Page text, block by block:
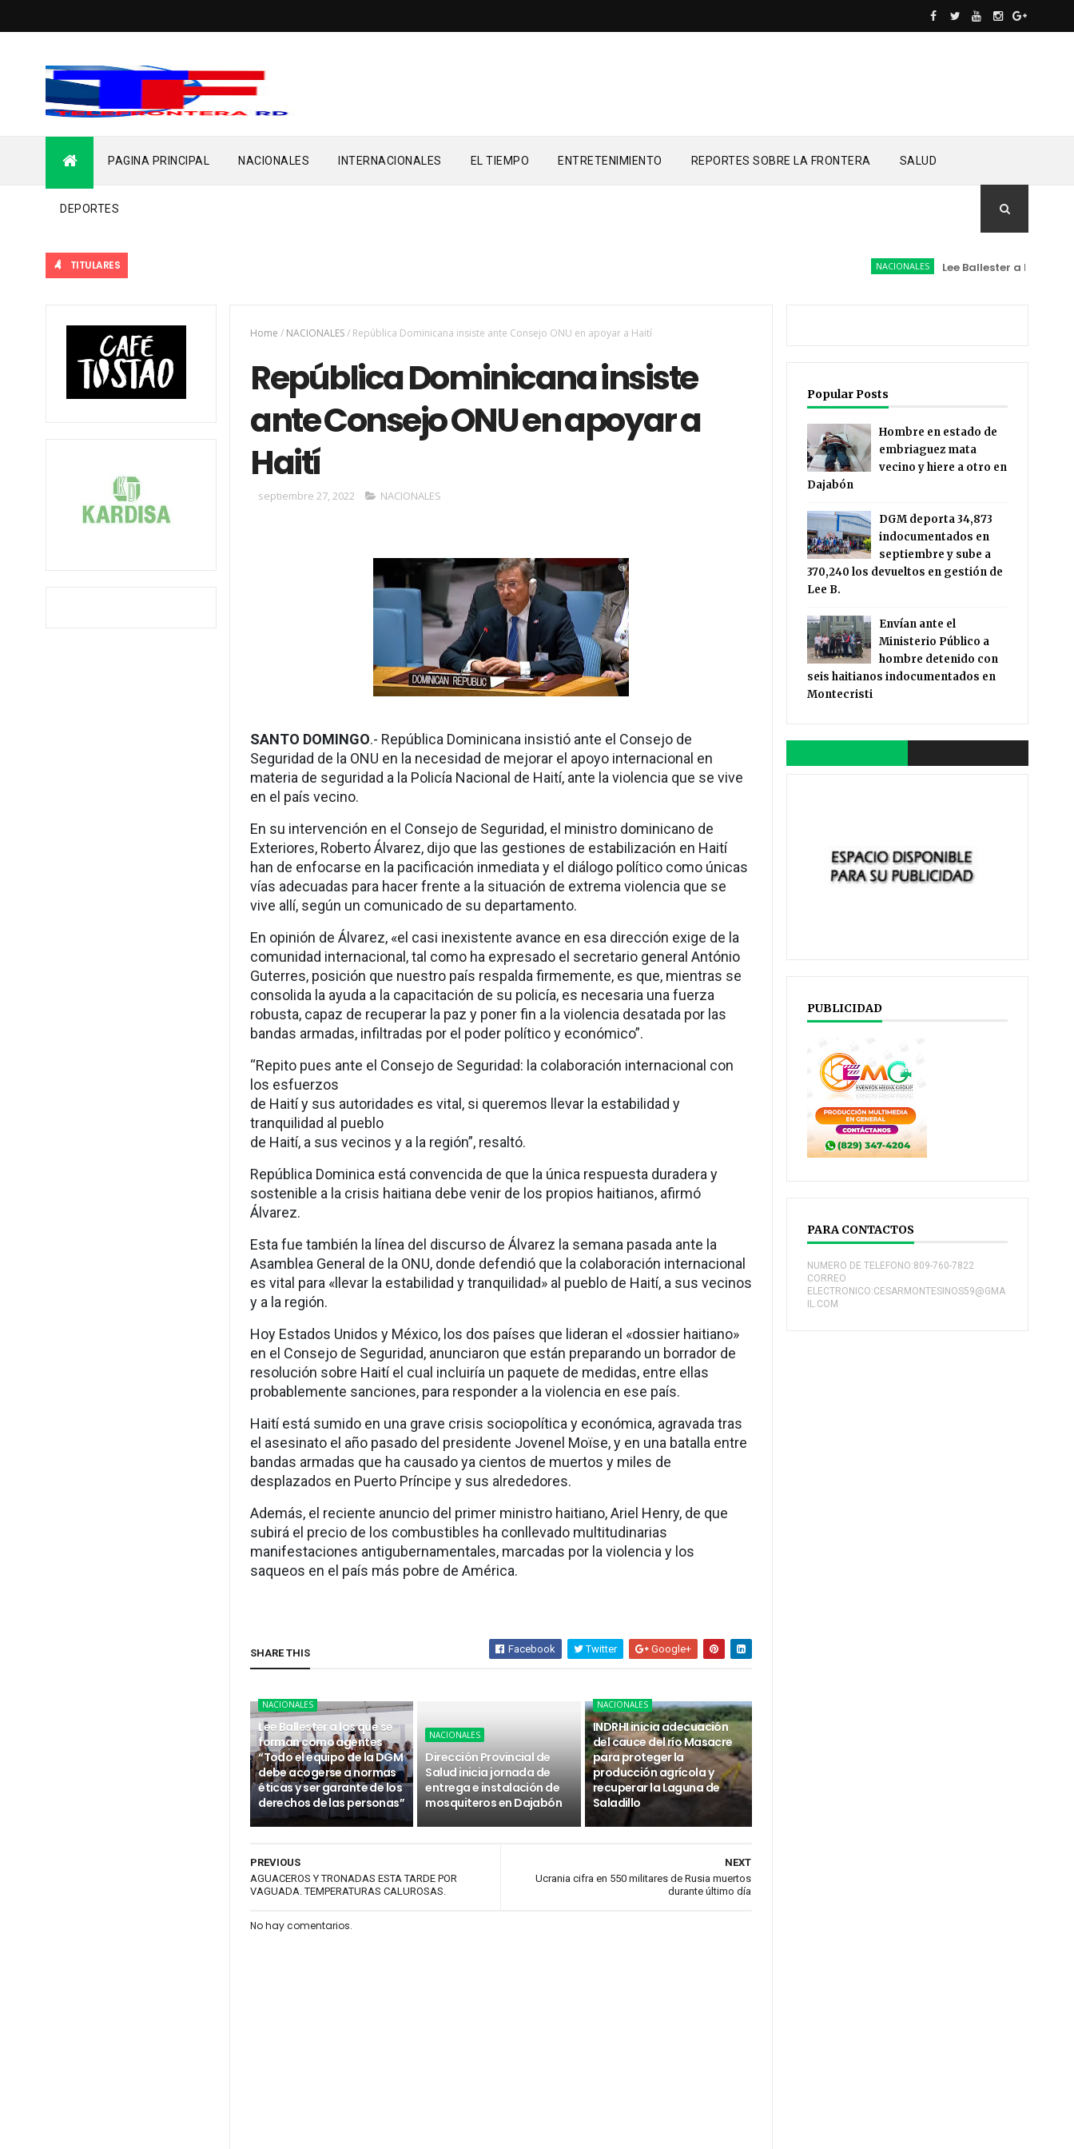
PAGINA PRINCIPAL NACIONALES INTERNACIONALES EL TIEMPO ENTRETENIMIENTO REPORTES SOBRE LA FRONTERA SALUD
DEPORTES
TITULARES NACIONALES Lee Ballester a los que se
Home / NACIONALES/ República Dominicana insiste ante Consejo ONU en apoyar a Haití
República Dominicana insiste
ante Consejo ONU en apoyar a
Haití
septiembre 27, 2022 NACIONALES
SANTO DOMINGO.- República Dominicana insistió ante el Consejo de
Seguridad de la ONU en la necesidad de mejorar el apoyo internacional en
materia de seguridad a la Policía Nacional de Haití, ante la violencia que se vive
en el país vecino.
En su intervención en el Consejo de Seguridad, el ministro dominicano de
Exteriores, Roberto Álvarez, dijo que las gestiones de estabilización en Haití
han de enfocarse en la pacificación inmediata y el diálogo político como únicas
vías adecuadas para hacer frente a la situación de extrema violencia que se
vive allí, según un comunicado de su departamento.
En opinión de Álvarez, «el casi inexistente avance en esa dirección exige de la
comunidad internacional, tal como ha expresado el secretario general António
Guterres, posición que nuestro país respalda firmemente, es que, mientras se
consolida la ayuda a la capacitación de su policía, es necesaria una fuerza
robusta, capaz de recuperar la paz y poner fin a la violencia desatada por las
bandas armadas, infiltradas por el poder político y económico”.
“Repito pues ante el Consejo de Seguridad: la colaboración internacional con
los esfuerzos
de Haití y sus autoridades es vital, si queremos llevar la estabilidad y
tranquilidad al pueblo
de Haití, a sus vecinos y a la región”, resaltó.
República Dominica está convencida de que la única respuesta duradera y
sostenible a la crisis haitiana debe venir de los propios haitianos, afirmó
Álvarez.
Esta fue también la línea del discurso de Álvarez la semana pasada ante la
Asamblea General de la ONU, donde defendió que la colaboración internacional
es vital para «llevar la estabilidad y tranquilidad» al pueblo de Haití, a sus vecinos
y a la región.
Hoy Estados Unidos y México, los dos países que lideran el «dossier haitiano»
en el Consejo de Seguridad, anunciaron que están preparando un borrador de
resolución sobre Haití el cual incluiría un paquete de medidas, entre ellas
probablemente sanciones, para responder a la violencia en ese país.
Haití está sumido en una grave crisis sociopolítica y económica, agravada tras
el asesinato el año pasado del presidente Jovenel Moïse, y en una batalla entre
bandas armadas que ha causado ya cientos de muertos y miles de
desplazados en Puerto Príncipe y sus alrededores.
Además, el reciente anuncio del primer ministro haitiano, Ariel Henry, de que
subirá el precio de los combustibles ha conllevado multitudinarias
manifestaciones antigubernamentales, marcadas por la violencia y los
saqueos en el país más pobre de América.
SHARE THIS Facebook Twitter Google+
NACIONALES
Lee Ballester a los que se
forman como agentes
“Todo el equipo de la DGM
debe acogerse a normas
éticas y ser garante de los
derechos de las personas”
NACIONALES
Dirección Provincial de
Salud inicia jornada de
entrega e instalación de
mosquiteros en Dajabón
NACIONALES
INDRHI inicia adecuación
del cauce del río Masacre
para proteger la
producción agrícola y
recuperar la Laguna de
Saladillo
NEXT
Ucrania cifra en 550 militares de Rusia muertos
durante último día
PREVIOUS
AGUACEROS Y TRONADAS ESTA TARDE POR
VAGUADA. TEMPERATURAS CALUROSAS.
No hay comentarios.
Popular Posts
Hombre en estado de
embriaguez mata
vecino y hiere a otro en
Dajabón
DGM deporta 34,873
indocumentados en
septiembre y sube a
370,240 los devueltos en gestión de
Lee B.
Envían ante el
Ministerio Público a
hombre detenido con
seis haitianos indocumentados en
Montecristi
PUBLICIDAD
PARA CONTACTOS
NUMERO DE TELEFONO:809-760-7822
CORREO
ELECTRONICO:CESARMONTESINOS59@GMA
IL.COM